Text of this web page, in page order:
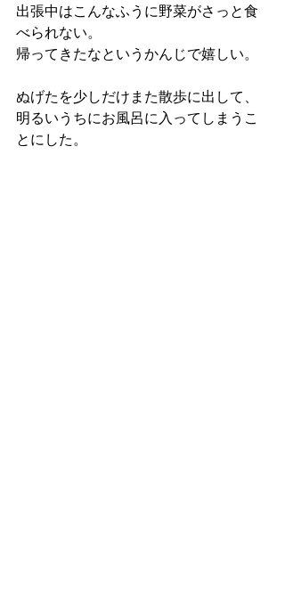
出張中はこんなふうに野菜がさっと食
べられない。
帰ってきたなというかんじで嬉しい。
ぬげたを少しだけまた散歩に出して、
明るいうちにお風呂に入ってしまうこ
とにした。